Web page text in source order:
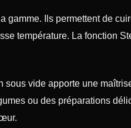
gamme. Ils permettent de
température. La fonction
vide apporte une
ou des préparations